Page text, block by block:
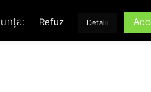
Refuz Detalii